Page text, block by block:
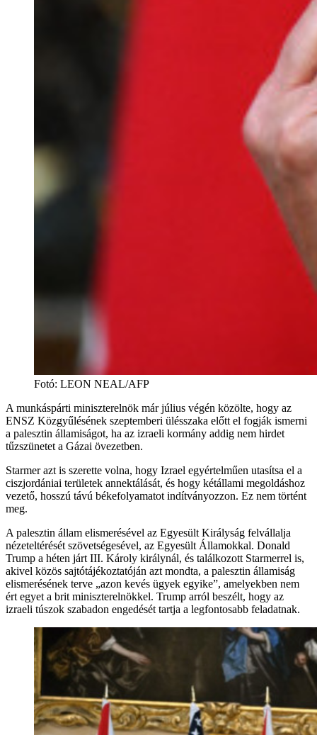
Fotó: LEON NEAL/AFP
A munkáspárti miniszterelnök már július végén közölte, hogy az
ENSZ Közgyűlésének szeptemberi ülésszaka előtt el fogják ismerni
a palesztin államiságot, ha az izraeli kormány addig nem hirdet
tűzszünetet a Gázai övezetben.
Starmer azt is szerette volna, hogy Izrael egyértelműen utasítsa el a
ciszjordániai területek annektálását, és hogy kétállami megoldáshoz
vezető, hosszú távú békefolyamatot indítványozzon. Ez nem történt
meg.
A palesztin állam elismerésével az Egyesült Királyság felvállalja
nézeteltérését szövetségesével, az Egyesült Államokkal. Donald
Trump a héten járt III. Károly királynál, és találkozott Starmerrel is,
akivel közös sajtótájékoztatóján azt mondta, a palesztin államiság
elismerésének terve „azon kevés ügyek egyike”, amelyekben nem
ért egyet a brit miniszterelnökkel. Trump arról beszélt, hogy az
izraeli túszok szabadon engedését tartja a legfontosabb feladatnak.